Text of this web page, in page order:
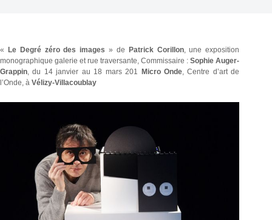
« Le Degré zéro des images » de Patrick Corillon, une exposition
monographique galerie et rue traversante, Commissaire :Sophie Auger-
Grappin, du 14 janvier au 18 mars 201 Micro Onde, Centre d’art de
l’Onde, à Vélizy-Villacoublay